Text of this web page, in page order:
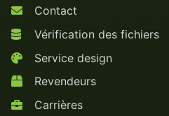
Contact
Vérification des fichiers
Service design
Revendeurs
Carrières